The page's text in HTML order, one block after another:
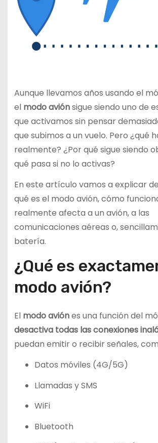
Aunque llevamos años usando el
el modo aviónsigue siendo uno de
que activamos sin pensar
que subimos a un vuelo. Pero ¿qué
realmente? ¿Por qué sigue siendo
qué pasa si no lo activas?
En este artículo vamos a explicar
qué es el modo avión, cómo
realmente afecta a un avión, a las
comunicaciones aéreas o,
batería.
¿Qué es
modo avión?
El modo aviónes una función del
desactiva todas las conexiones
puedan emitir o recibir señales,
Datos móviles (4G/5G)
Llamadas y SMS
WiFi
Bluetooth